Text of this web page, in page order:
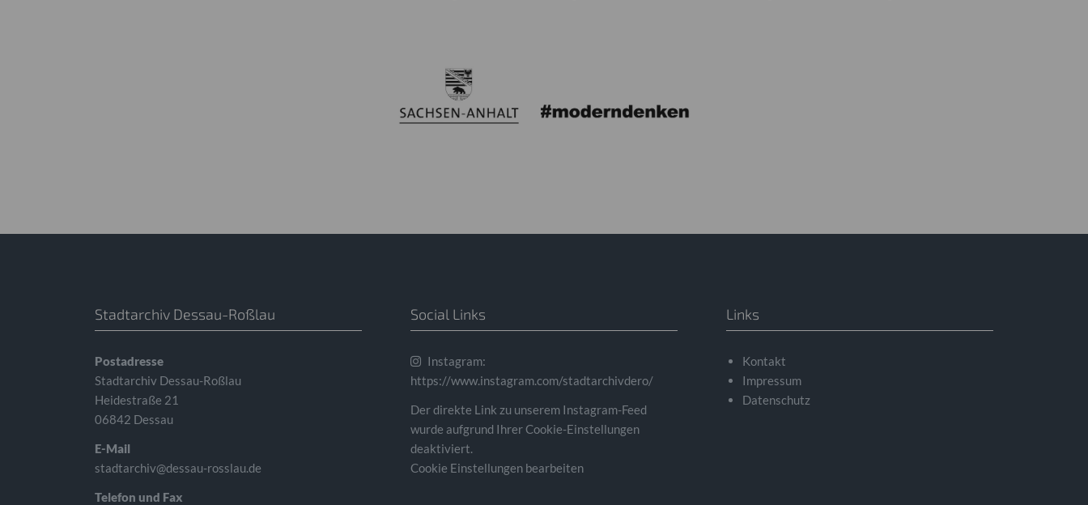
Stadtarchiv Dessau-Roßlau
Postadresse
Stadtarchiv Dessau-Roßlau
Heidestraße 21
06842 Dessau
E-Mail
stadtarchiv@dessau-rosslau.de
Telefon und Fax
Social Links
Instagram:
https://www.instagram.com/stadtarchivdero/
Der direkte Link zu unserem Instagram-Feed
wurde aufgrund Ihrer Cookie-Einstellungen
deaktiviert.
Cookie Einstellungen bearbeiten
Links
Kontakt
Impressum
Datenschutz